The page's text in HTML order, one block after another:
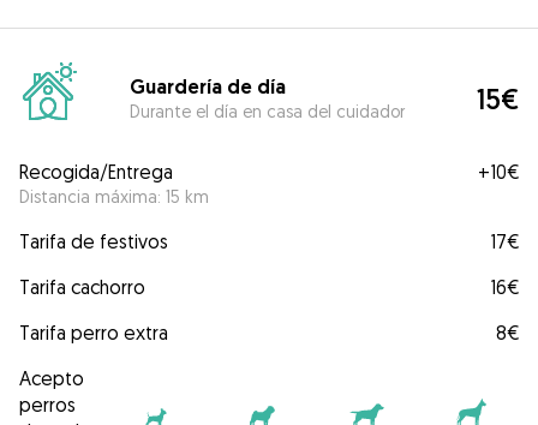
Guardería de día
Durante el día en casa del cuidador 15€
Recogida/Entrega
Distancia máxima: 15 km
+10€
Tarifa de festivos
17€
Tarifa cachorro
16€
Tarifa perro extra
8€
Acepto
perros